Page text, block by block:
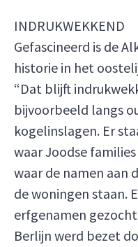
INDRUKWEKKEND
Gefascineerd is de
historie in het
“Dat blijft
bijvoorbeeld langs
kogelinslagen. Er
waar Joodse
waar de namen aan
de woningen staan.
erfgenamen
Berlijn werd bezet